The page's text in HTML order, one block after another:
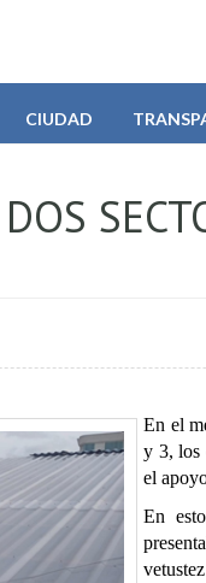
CIUDAD
En el
y 3, los
el
En